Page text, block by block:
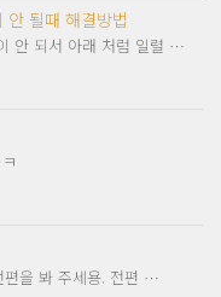
될때 해결방법
안 되서 아래 처럼 일렬 …
편을 봐 주세용. 전편 …